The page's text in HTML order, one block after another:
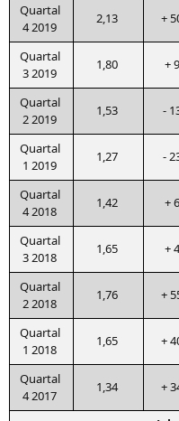
Quar­tal
4 2019
2,13 +
Quar­tal
3 2019
1,80 +
Quar­tal
2 2019
1,53 -
Quar­tal
1 2019
1,27 -
Quar­tal
4 2018
1,42 +
Quar­tal
3 2018
1,65 +
Quar­tal
2 2018
1,76 +
Quar­tal
1 2018
1,65 +
Quar­tal
4 2017
1,34 +